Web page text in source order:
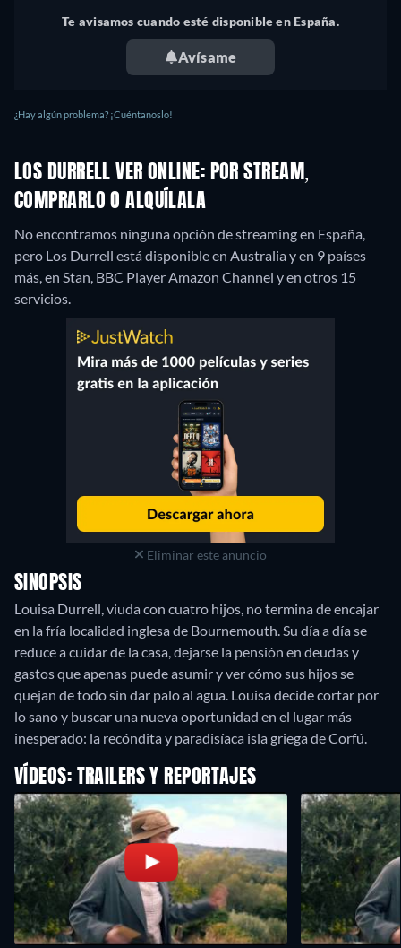
Te avisamos cuando esté disponible en España.
Avísame
¿Hay algún problema? ¡Cuéntanoslo!
LOS DURRELL VER ONLINE: POR STREAM,
COMPRARLO O ALQUÍLALA
No encontramos ninguna opción de streaming en España,
pero Los Durrell está disponible en Australia y en 9 países
más, en Stan, BBC Player Amazon Channel y en otros 15
servicios.
Eliminar este anuncio
SINOPSIS
Louisa Durrell, viuda con cuatro hijos, no termina de encajar
en la fría localidad inglesa de Bournemouth. Su día a día se
reduce a cuidar de la casa, dejarse la pensión en deudas y
gastos que apenas puede asumir y ver cómo sus hijos se
quejan de todo sin dar palo al agua. Louisa decide cortar por
lo sano y buscar una nueva oportunidad en el lugar más
inesperado: la recóndita y paradisíaca isla griega de Corfú.
VÍDEOS: TRAILERS Y REPORTAJES